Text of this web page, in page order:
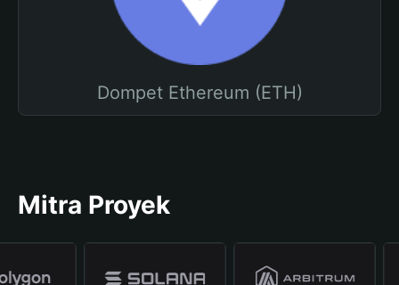
Dompet Ethereum (ETH)
Mitra Proyek